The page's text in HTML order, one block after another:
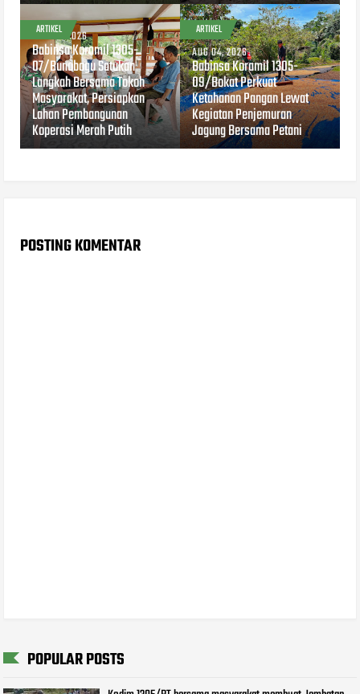
ARTIKEL
AUG 04, 2026
Babinsa Koramil 1305-
07/Bunobogu Satukan
Langkah Bersama Tokoh
Masyarakat, Persiapkan
Lahan Pembangunan
Koperasi Merah Putih
ARTIKEL
AUG 04, 2026
Babinsa Koramil 1305-
09/Bokat Perkuat
Ketahanan Pangan Lewat
Kegiatan Penjemuran
Jagung Bersama Petani
POSTING KOMENTAR
POPULAR POSTS